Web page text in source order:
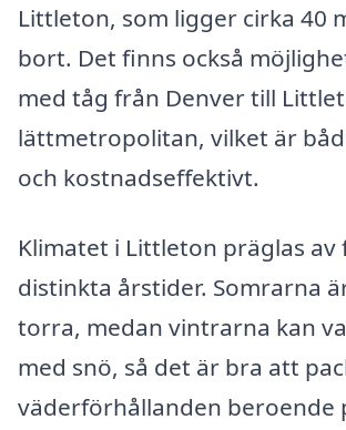
Littleton, som ligger cirka 40
bort. Det finns också
med tåg från Denver till
lättmetropolitan, vilket är
och kostnadseffektivt.
Klimatet i Littleton präglas av
distinkta årstider. Somrarna
torra, medan vintrarna kan
med snö, så det är bra att
väderförhållanden beroende